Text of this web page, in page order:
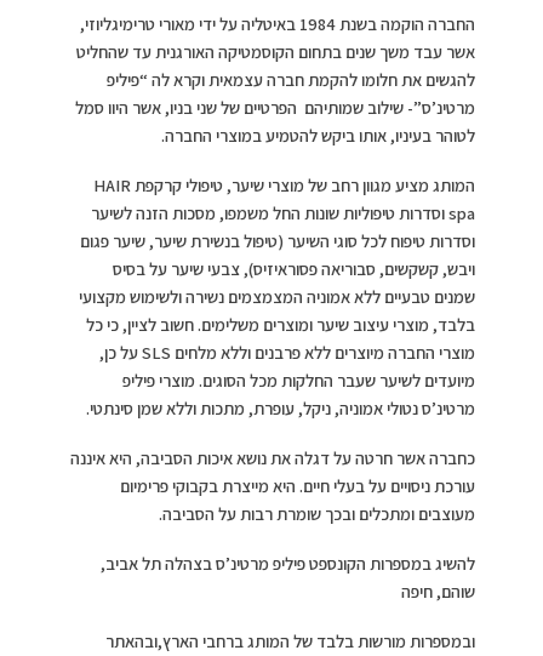
החברה הוקמה בשנת 1984 באיטליה על ידי מאורי טרימיגליוזי,
אשר עבד משך שנים בתחום הקוסמטיקה האורגנית עד שהחליט
להגשים את חלומו להקמת חברה עצמאית וקרא לה “פיליפ
מרטינ’ס”- שילוב שמותיהם הפרטיים של שני בניו, אשר היוו סמל
לטוהר בעיניו, אותו ביקש להטמיע במוצרי החברה.
המותג מציע מגוון רחב של מוצרי שיער, טיפולי קרקפת HAIR
spa וסדרות טיפוליות שונות החל משמפו, מסכות הזנה לשיער
וסדרות טיפוח לכל סוגי השיער (טיפול בנשירת שיער, שיער פגום
ויבש, קשקשים, סבוריאה פסוראיזיס), צבעי שיער על בסיס
שמנים טבעיים ללא אמוניה המצמצמים נשירה ולשימוש מקצועי
בלבד, מוצרי עיצוב שיער ומוצרים משלימים. חשוב לציין, כי כל
מוצרי החברה מיוצרים ללא פרבנים וללא מלחים SLS על כן,
מיועדים לשיער שעבר החלקות מכל הסוגים. מוצרי פיליפ
מרטינ’ס נטולי אמוניה, ניקל, עופרת, מתכות וללא שמן סינתטי.
כחברה אשר חרטה על דגלה את נושא איכות הסביבה, היא איננה
עורכת ניסויים על בעלי חיים. היא מייצרת בקבוקי פרימיום
מעוצבים ומתכלים ובכך שומרת רבות על הסביבה.
להשיג במספרות הקונספט פיליפ מרטינ’ס בצהלה תל אביב,
שוהם, חיפה
ובמספרות מורשות בלבד של המותג ברחבי הארץ,ובהאתר